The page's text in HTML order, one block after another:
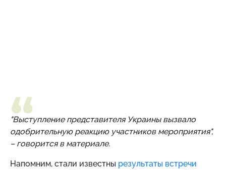
"Выступление представителя Украины вызвало
одобрительную реакцию участников мероприятия",
– говорится в материале.
Напомним, стали известны результаты встречи